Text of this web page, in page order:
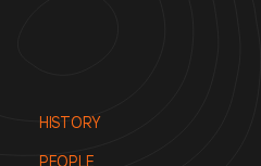
HISTORY
PEOPLE